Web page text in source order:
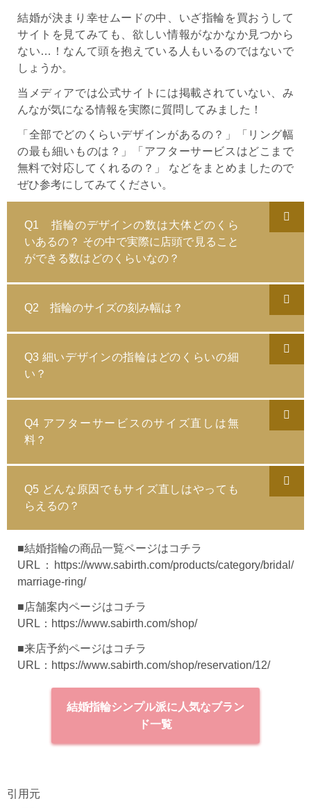
結婚が決まり幸せムードの中、いざ指輪を買おうして
サイトを見てみても、欲しい情報がなかなか見つから
ない…！なんて頭を抱えている人もいるのではないで
しょうか。
当メディアでは公式サイトには掲載されていない、み
んなが気になる情報を実際に質問してみました！
「全部でどのくらいデザインがあるの？」「リング幅
の最も細いものは？」「アフターサービスはどこまで
無料で対応してくれるの？」 などをまとめましたので
ぜひ参考にしてみてください。
Q1 指輪のデザインの数は大体どのくら
いあるの？ その中で実際に店頭で見ること
ができる数はどのくらいなの？
Q2 指輪のサイズの刻み幅は？
Q3 細いデザインの指輪はどのくらいの細
い？
Q4 アフターサービスのサイズ直しは無
料？
Q5 どんな原因でもサイズ直しはやっても
らえるの？
■結婚指輪の商品一覧ページはコチラ
URL：
https://www.sabirth.com/products/category/bridal/
marriage-ring/
■店舗案内ページはコチラ
URL： https://www.sabirth.com/shop/
■来店予約ページはコチラ
URL： https://www.sabirth.com/shop/reservation/12/
結婚指輪シンプル派に人気なブラン
ド一覧
引用元